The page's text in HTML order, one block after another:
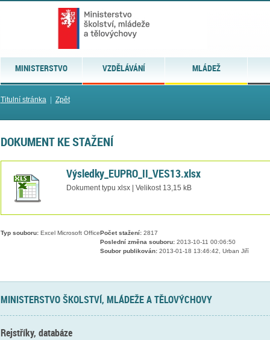
MINISTERSTVO VZDĚLÁVÁNÍ MLÁDEŽ
Titulní stránka| Zpět
DOKUMENT KE STAŽENÍ
Výsledky_EUPRO_II_VES13.xlsx
Dokument typu xlsx | Velikost 13,15 kB
Typ souboru:Excel Microsoft Office Počet stažení:2817
Poslední změna souboru:2013-10-11 00:06:50
Soubor publikován:2013-01-18 13:46:42, Urban Jiří
MINISTERSTVO ŠKOLSTVÍ, MLÁDEŽE A TĚLOVÝCHOVY
Rejstříky, databáze